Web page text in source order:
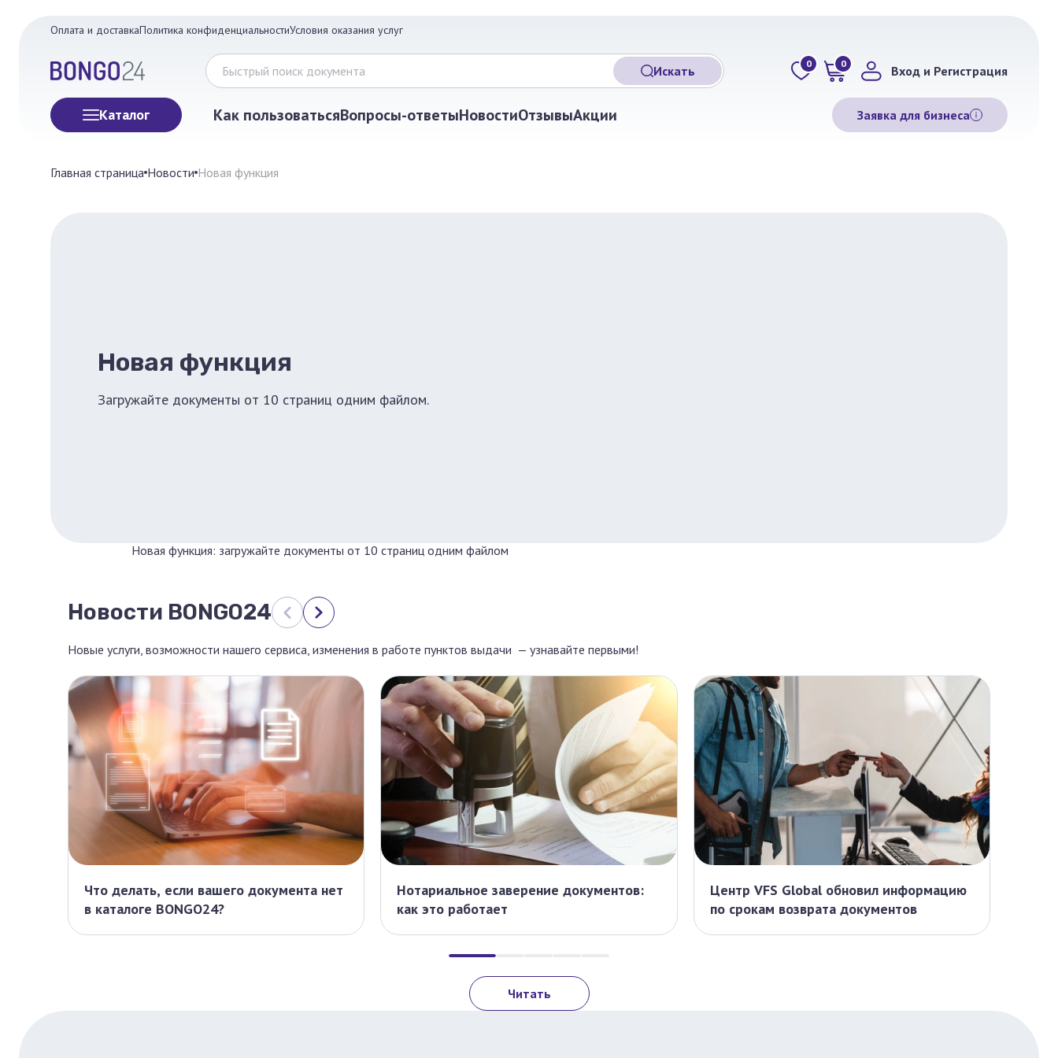
Оплата и доставкаПолитика конфиденциальностиУсловия оказания услуг
Искать 0 0 Вход и Регистрация
Каталог Как пользоватьсяВопросы-ответыНовостиОтзывыАкции Заявка для бизнеса
Главная страница Новости Новая функция
Новая функция
Загружайте документы от 10 страниц одним файлом.
Новая функция: загружайте документы от 10 страниц одним файлом
Новости BONGO24
Новые услуги, возможности нашего сервиса, изменения в работе пунктов выдачи — узнавайте первыми!
Что делать, если вашего документа нет
в каталоге BONGO24?
Нотариальное заверение документов:
как это работает
Центр VFS Global обновил информацию
по срокам возврата документов
Читать